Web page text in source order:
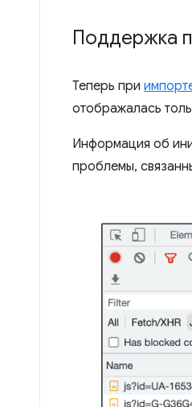
Поддержка
Теперь при
отображалась
Информация об
проблемы,